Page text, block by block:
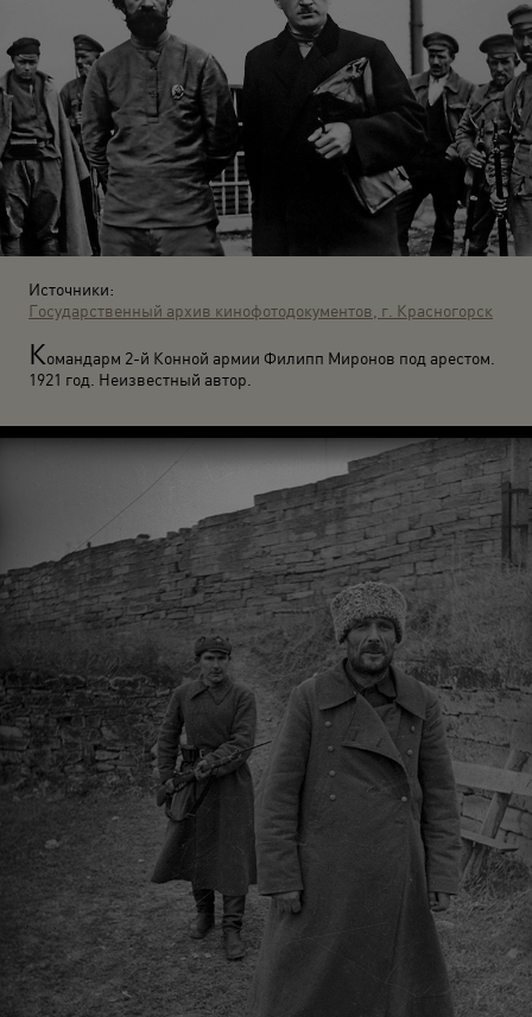
Источники:
Государственный архив кинофотодокументов, г. Красногорск
Командарм 2-й Конной армии Филипп Миронов под арестом.
1921 год. Неизвестный автор.